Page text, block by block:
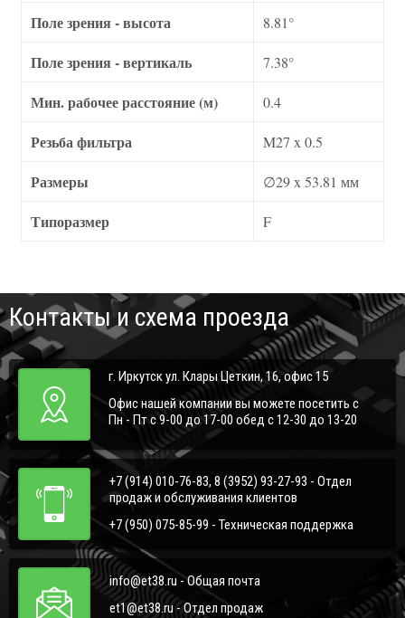
Поле зрения - высота 8.81°
Поле зрения - вертикаль 7.38°
Мин. рабочее расстояние (м) 0.4
Резьба фильтра M27 x 0.5
Размеры ∅29 x 53.81 мм
Типоразмер F
Контакты и схема проезда
г. Иркутск ул. Клары Цеткин, 16, офис 15
Офис нашей компании вы можете посетить с
Пн - Пт с 9-00 до 17-00 обед с 12-30 до 13-20
+7 (914) 010-76-83, 8 (3952) 93-27-93 - Отдел
продаж и обслуживания клиентов
+7 (950) 075-85-99 - Техническая поддержка
info@et38.ru - Общая почта
et1@et38.ru - Отдел продаж